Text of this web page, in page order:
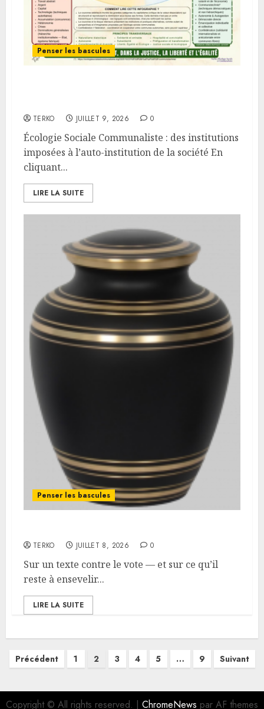
Penser les bascules
TERKO JUILLET 9, 2026 0
Écologie Sociale Communaliste : des institutions
imposées à l’auto-institution de la société En
cliquant...
LIRE LA SUITE
Penser les bascules
TERKO JUILLET 8, 2026 0
Sur un texte contre le vote — et sur ce qu’il
reste à ensevelir...
LIRE LA SUITE
Pagination
publications
Précédent 1 2 3 4 5 … 9 Suivant
Copyright © All rights reserved. | ChromeNews par AF themes